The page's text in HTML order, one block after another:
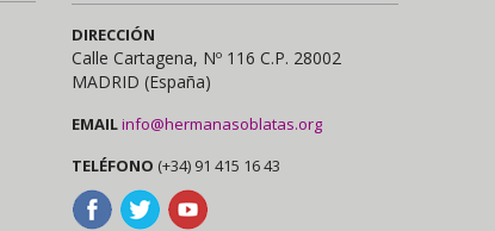
DIRECCIÓN
Calle Cartagena, Nº 116 C.P. 28002
MADRID (España)
EMAILinfo@hermanasoblatas.org
TELÉFONO (+34) 91 415 16 43